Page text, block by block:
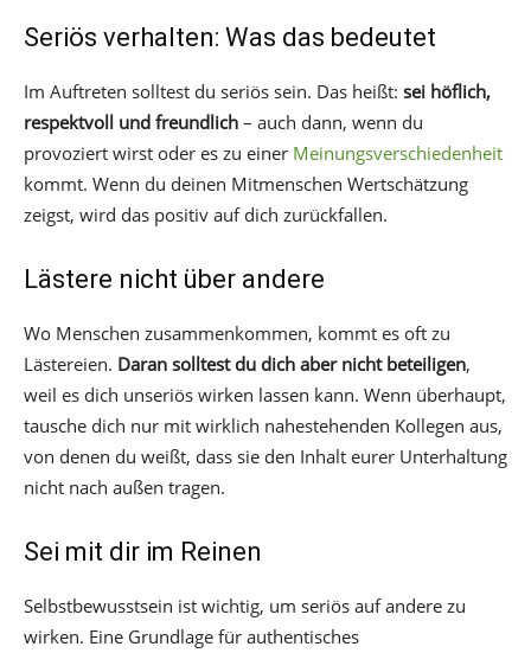
Seriös verhalten: Was das bedeutet
Im Auftreten solltest du seriös sein. Das heißt: sei höflich,
respektvoll und freundlich – auch dann, wenn du
provoziert wirst oder es zu einer Meinungsverschiedenheit
kommt. Wenn du deinen Mitmenschen Wertschätzung
zeigst, wird das positiv auf dich zurückfallen.
Lästere nicht über andere
Wo Menschen zusammenkommen, kommt es oft zu
Lästereien. Daran solltest du dich aber nicht beteiligen,
weil es dich unseriös wirken lassen kann. Wenn überhaupt,
tausche dich nur mit wirklich nahestehenden Kollegen aus,
von denen du weißt, dass sie den Inhalt eurer Unterhaltung
nicht nach außen tragen.
Sei mit dir im Reinen
Selbstbewusstsein ist wichtig, um seriös auf andere zu
wirken. Eine Grundlage für authentisches